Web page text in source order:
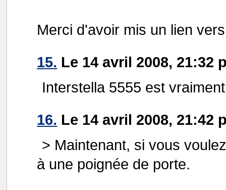
Merci d'avoir mis un lien
15. Le 14 avril 2008, 21:32
Interstella 5555 est
16. Le 14 avril 2008, 21:42
> Maintenant, si vous
à une poignée de porte.